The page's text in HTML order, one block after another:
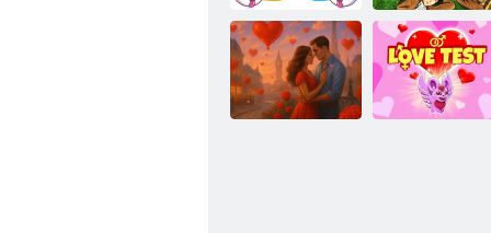
Love Doge:
Desenați puzzle
Cine te iubește
din Atacul pe
Titan?